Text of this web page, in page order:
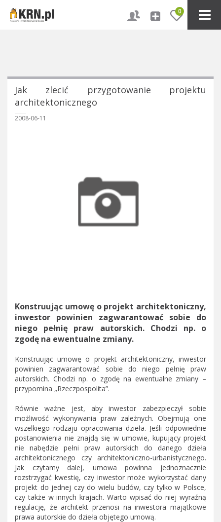
0
Jak zlecić przygotowanie projektu
architektonicznego
2008-06-11
Konstruując umowę o projekt architektoniczny,
inwestor powinien zagwarantować sobie do
niego pełnię praw autorskich. Chodzi np. o
zgodę na ewentualne zmiany.
Konstruując umowę o projekt architektoniczny, inwestor
powinien zagwarantować sobie do niego pełnię praw
autorskich. Chodzi np. o zgodę na ewentualne zmiany –
przypomina „Rzeczpospolita”.
Równie ważne jest, aby inwestor zabezpieczył sobie
możliwość wykonywania praw zależnych. Obejmują one
wszelkiego rodzaju opracowania dzieła. Jeśli odpowiednie
postanowienia nie znajdą się w umowie, kupujący projekt
nie nabędzie pełni praw autorskich do danego dzieła
architektonicznego czy architektoniczno-urbanistycznego.
Jak czytamy dalej, umowa powinna jednoznacznie
rozstrzygać kwestię, czy inwestor może wykorzystać dany
projekt do jednej czy do wielu budów, czy tylko w Polsce,
czy także w innych krajach. Warto wpisać do niej wyraźną
regulację, że architekt przenosi na inwestora majątkowe
prawa autorskie do dzieła objętego umową.